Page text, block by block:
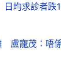
日均求診者
盧寵茂：唔